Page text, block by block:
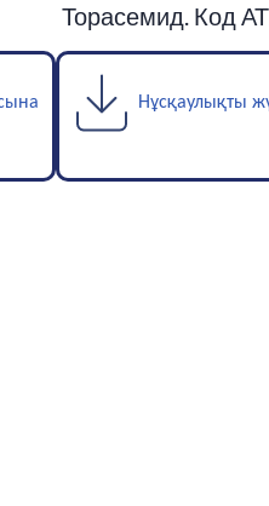
Торасемид. Код
Нұсқаулықты